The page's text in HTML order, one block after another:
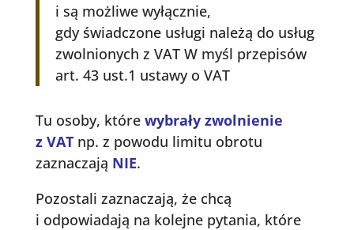
i są możliwe wyłącznie,
gdy świadczone usługi należą do usług
zwolnionych z VAT W myśl przepisów
art. 43 ust.1 ustawy o VAT
Tu osoby, które wybrały zwolnienie
z VATnp. z powodu limitu obrotu
zaznaczają NIE.
Pozostali zaznaczają, że chcą
i odpowiadają na kolejne pytania, które